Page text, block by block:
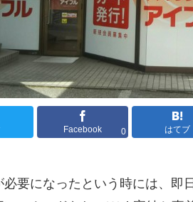
Facebook 0 はてブ
必要になったという時には、即